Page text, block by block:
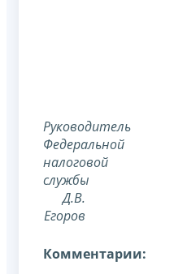
Руководитель
Федеральной
налоговой
службы
Д.В.
Егоров
Комментарии: